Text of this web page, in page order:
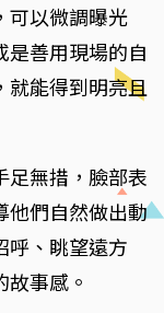
可以微調曝光
是善用現場的自
就能得到明亮且
足無措，臉部表
他們自然做出動
呼、眺望遠方
事感。